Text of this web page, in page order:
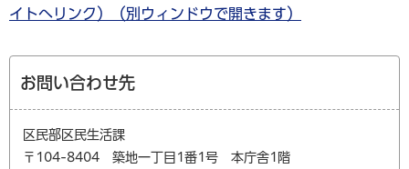
イトへリンク）（別ウィンドウで開きます）
お問い合わせ先
区民部区民生活課
〒104-8404 築地一丁目1番1号 本庁舎1階